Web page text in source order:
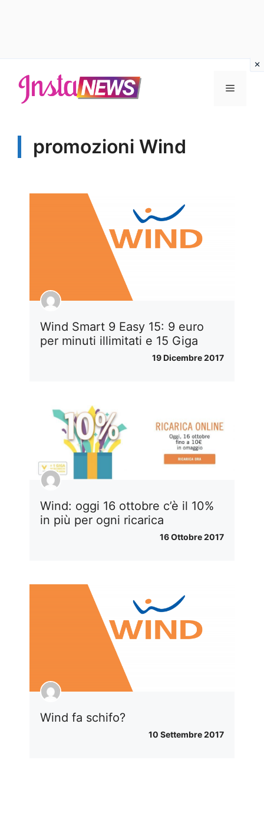
contenuto
Menu
promozioni Wind
Wind Smart 9 Easy 15: 9 euro
per minuti illimitati e 15 Giga
19 Dicembre 2017
Wind: oggi 16 ottobre c’è il 10%
in più per ogni ricarica
16 Ottobre 2017
Wind fa schifo?
10 Settembre 2017